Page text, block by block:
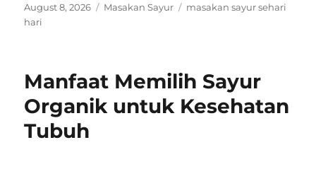
Posted
on
August 8, 2026 Categories
Masakan Sayur Tags
masakan sayur sehari
hari
Manfaat Memilih Sayur
Organik untuk Kesehatan
Tubuh